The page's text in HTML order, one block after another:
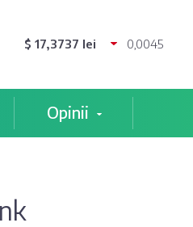
$ 17,3737 lei 0,0045
Opinii